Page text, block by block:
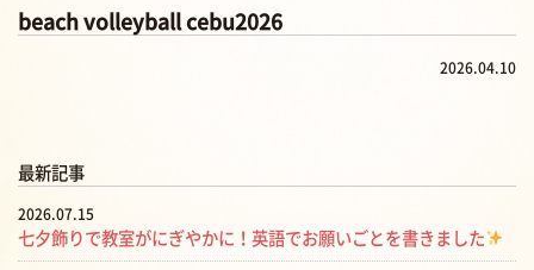
beach volleyball cebu2026
2026.04.10
最新記事
2026.07.15
七夕飾りで教室がにぎやかに！英語でお願いごとを書きました